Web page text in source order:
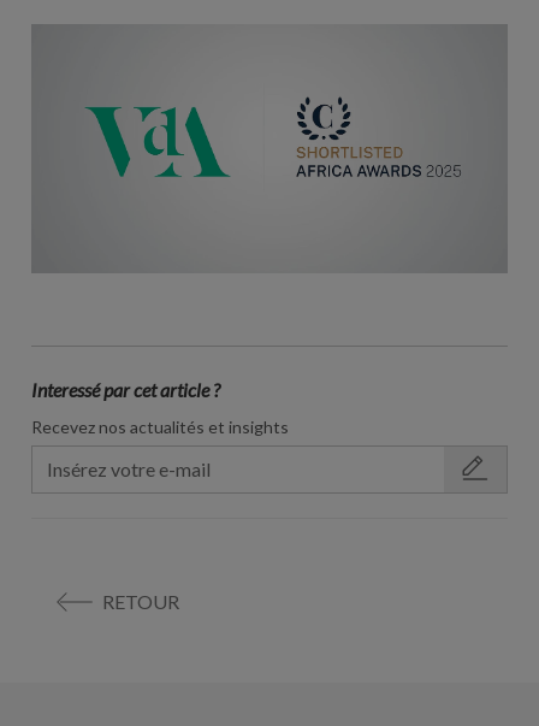
Interessé par cet article ?
Recevez nos actualités et insights
RETOUR